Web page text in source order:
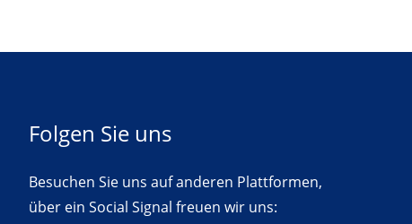
Folgen Sie uns
Besuchen Sie uns auf anderen Plattformen,
über ein Social Signal freuen wir uns: